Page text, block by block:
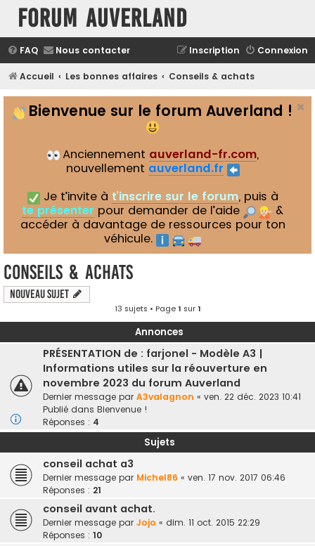
Forum Auverland
FAQ Nous contacter Connexion
Inscription
Accueil Les bonnes affaires Conseils & achats
Bienvenue sur le forum Auverland !
Anciennement auverland-fr.com,
nouvellement auverland.fr
Je t’invite à t’inscrire sur le forum, puis à
te présenter pour demander de l’aide
&
accéder à davantage de ressources pour ton
véhicule.
Conseils & achats
Nouveau sujet
13 sujets • Page1 sur1
Annonces
PRÉSENTATION de : farjonel - Modèle A3 |
Informations utiles sur la réouverture en
novembre 2023 du forum Auverland
Dernier message par A3valagnon « ven. 22 déc. 2023 10:41
Publié dans Bienvenue !
Réponses : 4
Sujets
conseil achat a3
Dernier message par Michel86 « ven. 17 nov. 2017 06:46
Réponses : 21
conseil avant achat.
Dernier message par Jojo « dim. 11 oct. 2015 22:29
Réponses : 10